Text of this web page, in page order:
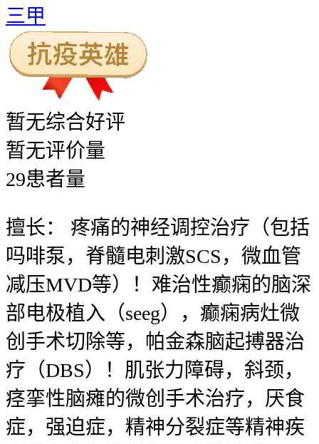
三甲
暂无综合好评
暂无评价量
29患者量
擅长：
疼痛的神经调控治疗（包括
吗啡泵，脊髓电刺激SCS，微血管
减压MVD等）！难治性癫痫的脑深
部电极植入（seeg），癫痫病灶微
创手术切除等，帕金森脑起搏器治
疗（DBS）！肌张力障碍，斜颈，
痉挛性脑瘫的微创手术治疗，厌食
症，强迫症，精神分裂症等精神疾